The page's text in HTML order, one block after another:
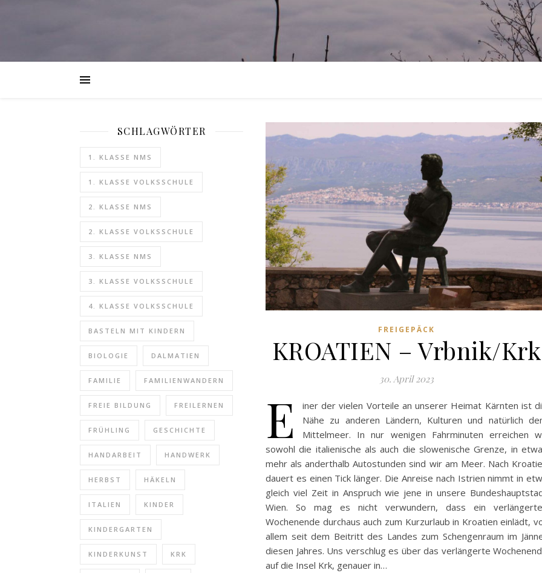
SCHLAGWÖRTER
1. KLASSE NMS
1. KLASSE VOLKSSCHULE
2. KLASSE NMS
2. KLASSE VOLKSSCHULE
3. KLASSE NMS
3. KLASSE VOLKSSCHULE
4. KLASSE VOLKSSCHULE
BASTELN MIT KINDERN
BIOLOGIE DALMATIEN
FAMILIE FAMILIENWANDERN
FREIE BILDUNG FREILERNEN
FRÜHLING GESCHICHTE
HANDARBEIT HANDWERK
HERBST HÄKELN
ITALIEN KINDER
KINDERGARTEN
KINDERKUNST KRK
FREIGEPÄCK
KROATIEN – Vrbnik/Krk
30. April 2023
E
iner der vielen Vorteile an unserer Heimat Kärnten ist
Nähe zu anderen Ländern, Kulturen und natürlich
Mittelmeer. In nur wenigen Fahrminuten erreichen
sowohl die italienische als auch die slowenische Grenze, in
mehr als anderthalb Autostunden sind wir am Meer. Nach
dauert es einen Tick länger. Die Anreise nach Istrien nimmt in
gleich viel Zeit in Anspruch wie jene in unsere
Wien. So mag es nicht verwundern, dass ein
Wochenende durchaus auch zum Kurzurlaub in Kroatien einlädt,
allem seit dem Beitritt des Landes zum Schengenraum im
diesen Jahres. Uns verschlug es über das verlängerte
auf die Insel Krk, genauer in…